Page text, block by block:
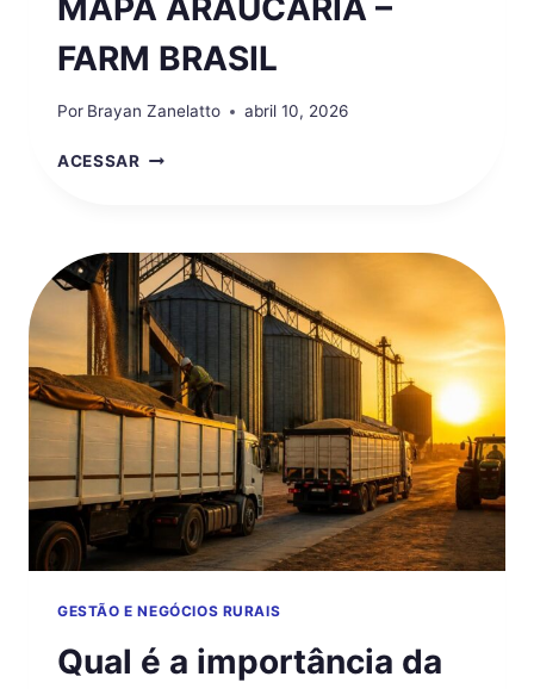
FARM BRASIL
Por Brayan Zanelatto abril 10, 2026
ACESSAR MAPA
BRASIL
GESTÃO E NEGÓCIOS RURAIS
Qual é a importância da